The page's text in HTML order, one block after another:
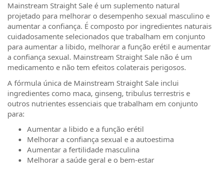
Mainstream Straight Sale é um suplemento natural
projetado para melhorar o desempenho sexual masculino e
aumentar a confiança. É composto por ingredientes naturais
cuidadosamente selecionados que trabalham em conjunto
para aumentar a libido, melhorar a função erétil e aumentar
a confiança sexual. Mainstream Straight Sale não é um
medicamento e não tem efeitos colaterais perigosos.
A fórmula única de Mainstream Straight Sale inclui
ingredientes como maca, ginseng, tribulus terrestris e
outros nutrientes essenciais que trabalham em conjunto
para:
Aumentar a libido e a função erétil
Melhorar a confiança sexual e a autoestima
Aumentar a fertilidade masculina
Melhorar a saúde geral e o bem-estar